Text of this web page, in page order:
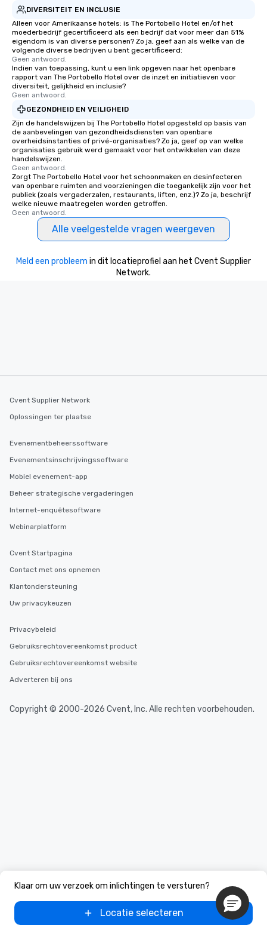
DIVERSITEIT EN INCLUSIE
Alleen voor Amerikaanse hotels: is The Portobello Hotel en/of het
moederbedrijf gecertificeerd als een bedrijf dat voor meer dan 51%
eigendom is van diverse personen? Zo ja, geef aan als welke van de
volgende diverse bedrijven u bent gecertificeerd:
Geen antwoord.
Indien van toepassing, kunt u een link opgeven naar het openbare
rapport van The Portobello Hotel over de inzet en initiatieven voor
diversiteit, gelijkheid en inclusie?
Geen antwoord.
GEZONDHEID EN VEILIGHEID
Zijn de handelswijzen bij The Portobello Hotel opgesteld op basis van
de aanbevelingen van gezondheidsdiensten van openbare
overheidsinstanties of privé-organisaties? Zo ja, geef op van welke
organisaties gebruik werd gemaakt voor het ontwikkelen van deze
handelswijzen.
Geen antwoord.
Zorgt The Portobello Hotel voor het schoonmaken en desinfecteren
van openbare ruimten and voorzieningen die toegankelijk zijn voor het
publiek (zoals vergaderzalen, restaurants, liften, enz.)? Zo ja, beschrijf
welke nieuwe maatregelen worden getroffen.
Geen antwoord.
Alle veelgestelde vragen weergeven
Klaar om uw verzoek om inlichtingen te versturen?
Locatie selecteren
Meld een probleem in dit locatieprofiel aan het Cvent Supplier
Network.
Cvent Supplier Network
Oplossingen ter plaatse
Evenementbeheerssoftware
Evenementsinschrijvingssoftware
Mobiel evenement-app
Beheer strategische vergaderingen
Internet-enquêtesoftware
Webinarplatform
Cvent Startpagina
Contact met ons opnemen
Klantondersteuning
Uw privacykeuzen
Privacybeleid
Gebruiksrechtovereenkomst product
Gebruiksrechtovereenkomst website
Adverteren bij ons
Copyright © 2000-2026 Cvent, Inc. Alle rechten voorbehouden.